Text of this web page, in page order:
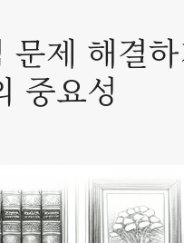
제 해결
중요성